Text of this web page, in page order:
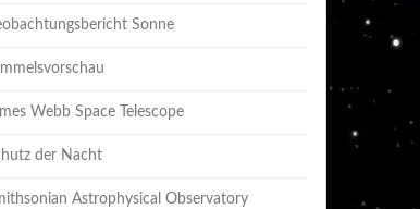
Sonne
Webb Space Telescope
der Nacht
Astrophysical Observatory